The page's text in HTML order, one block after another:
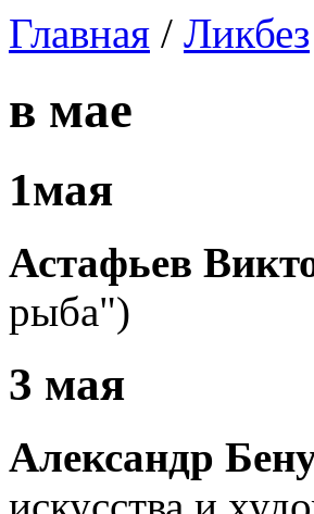
Главная / Ликбез
в мае
1мая
Астафьев
рыба")
3 мая
Александр